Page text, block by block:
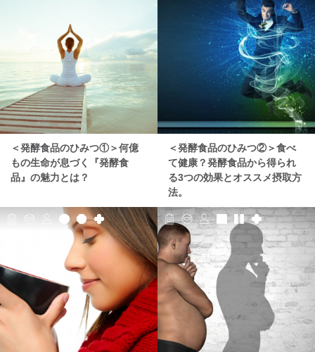
＜発酵食品のひみつ①＞何億
もの生命が息づく『発酵食
品』の魅力とは？
＜発酵食品のひみつ②＞食べ
て健康？発酵食品から得られ
る3つの効果とオススメ摂取方
法。